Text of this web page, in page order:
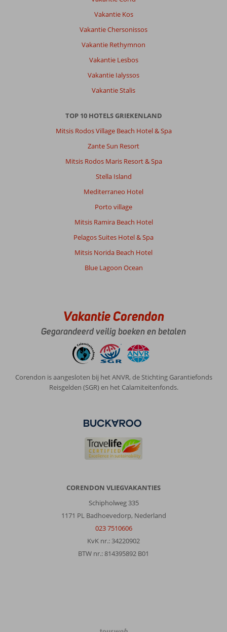
Vakantie Kos
Vakantie Chersonissos
Vakantie Rethymnon
Vakantie Lesbos
Vakantie Ialyssos
Vakantie Stalis
TOP 10 HOTELS GRIEKENLAND
Mitsis Rodos Village Beach Hotel & Spa
Zante Sun Resort
Mitsis Rodos Maris Resort & Spa
Stella Island
Mediterraneo Hotel
Porto village
Mitsis Ramira Beach Hotel
Pelagos Suites Hotel & Spa
Mitsis Norida Beach Hotel
Blue Lagoon Ocean
Vakantie Corendon
Gegarandeerd veilig boeken en betalen
Corendon is aangesloten bij het ANVR, de Stichting Garantiefonds
Reisgelden (SGR) en het Calamiteitenfonds.
CORENDON VLIEGVAKANTIES
Schipholweg 335
1171 PL Badhoevedorp, Nederland
023 7510606
KvK nr.: 34220902
BTW nr.: 814395892 B01